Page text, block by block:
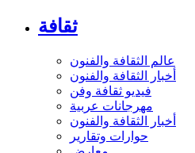
ثقافة
عالم الثقافة والفنون
أخبار الثقافة والفنون
فيديو ثقافة وفن
مهرجانات عربية
أخبار الثقافة والفنون
حوارات وتقارير